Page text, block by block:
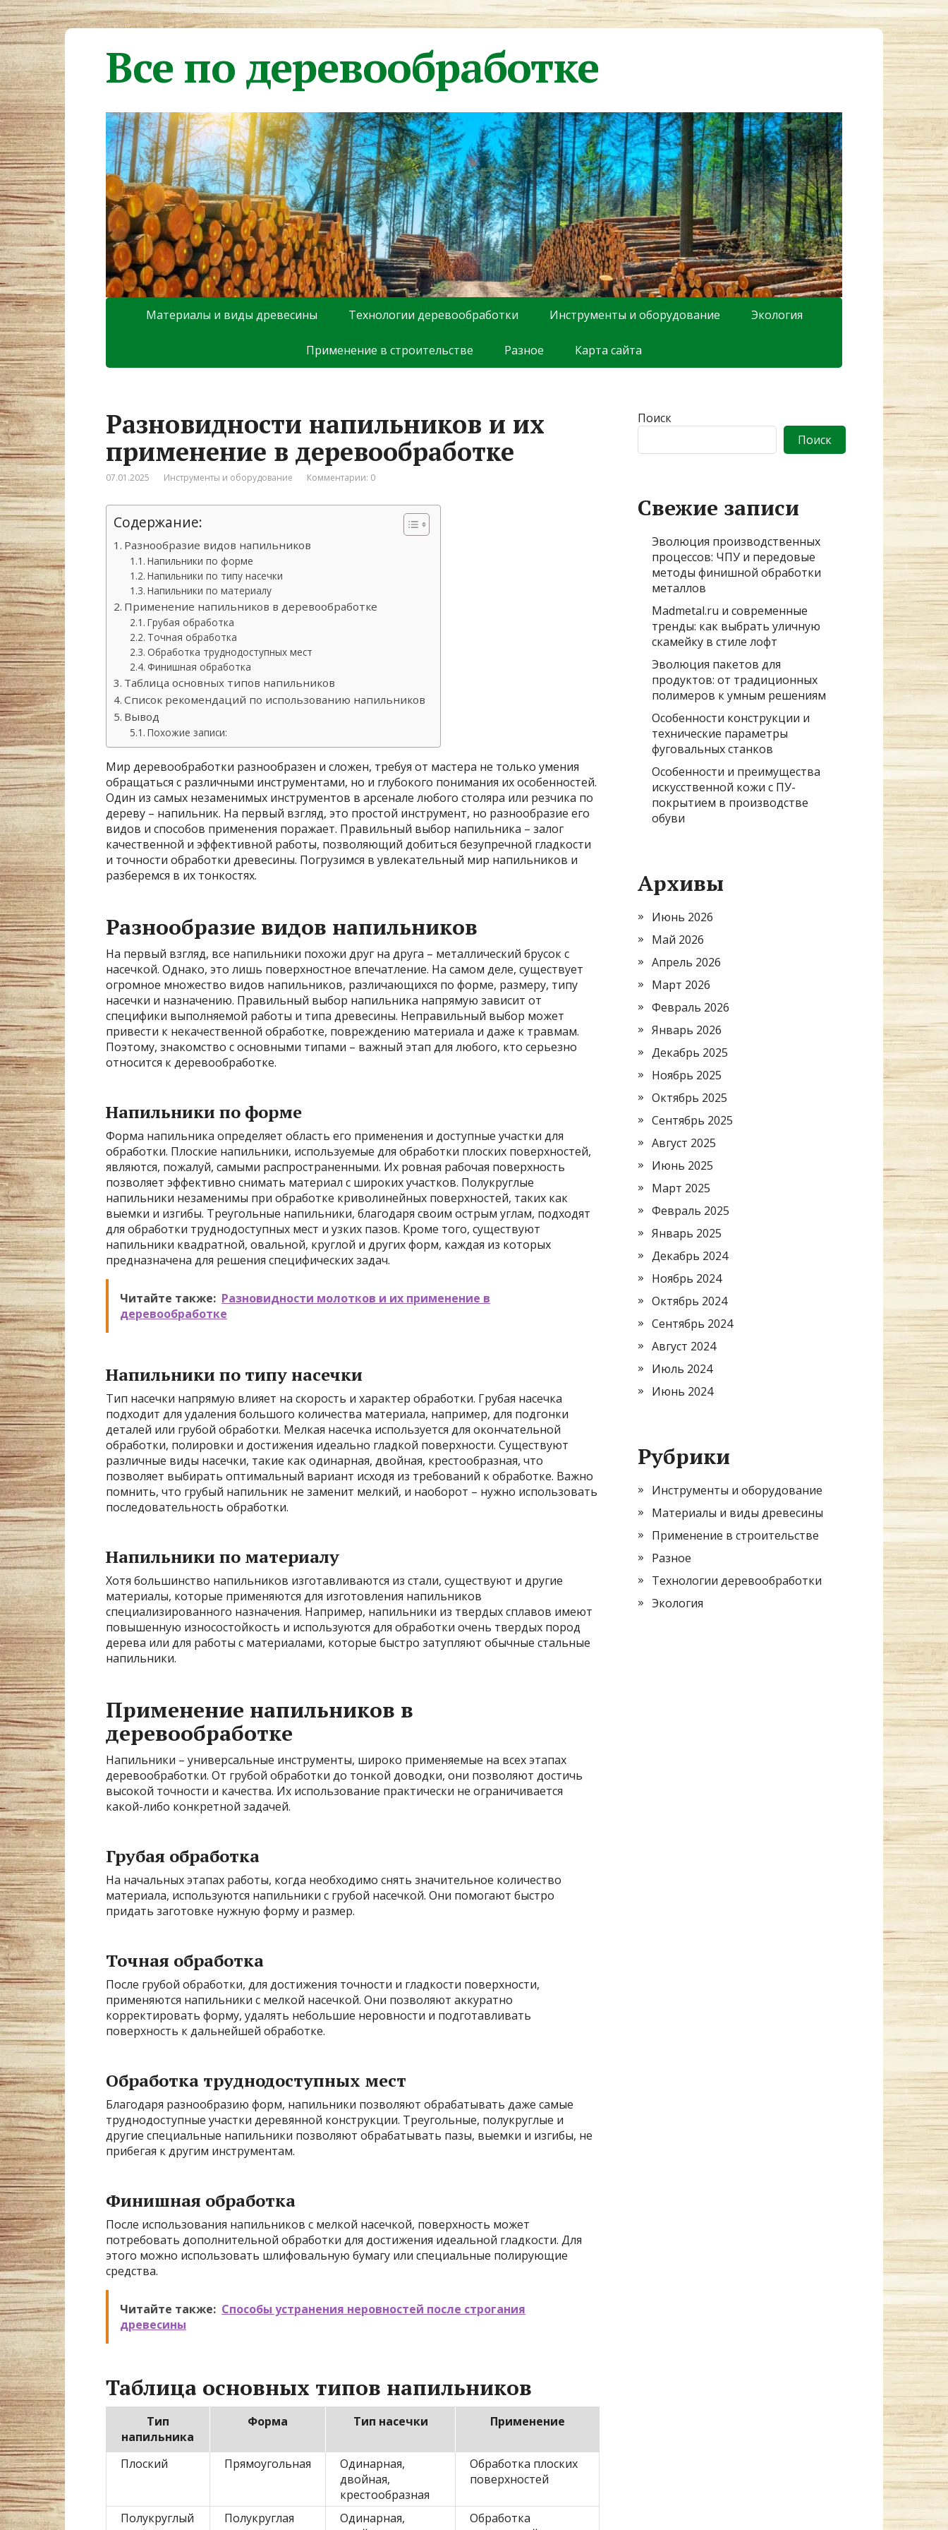
Все по деревообработке
Материалы и виды древесины Технологии деревообработки Инструменты и оборудование Экология
Применение в строительстве Разное Карта сайта
Разновидности напильников и их
применение в деревообработке
07.01.2025 Инструменты и оборудование Комментарии: 0
Содержание:
Разнообразие видов напильников
Напильники по форме
Напильники по типу насечки
Напильники по материалу
Применение напильников в деревообработке
Грубая обработка
Точная обработка
Обработка труднодоступных мест
Финишная обработка
Таблица основных типов напильников
Список рекомендаций по использованию напильников
Вывод
Похожие записи:
Мир деревообработки разнообразен и сложен, требуя от мастера не только умения
обращаться с различными инструментами, но и глубокого понимания их особенностей.
Один из самых незаменимых инструментов в арсенале любого столяра или резчика по
дереву – напильник. На первый взгляд, это простой инструмент, но разнообразие его
видов и способов применения поражает. Правильный выбор напильника – залог
качественной и эффективной работы, позволяющий добиться безупречной гладкости
и точности обработки древесины. Погрузимся в увлекательный мир напильников и
разберемся в их тонкостях.
Разнообразие видов напильников
На первый взгляд, все напильники похожи друг на друга – металлический брусок с
насечкой. Однако, это лишь поверхностное впечатление. На самом деле, существует
огромное множество видов напильников, различающихся по форме, размеру, типу
насечки и назначению. Правильный выбор напильника напрямую зависит от
специфики выполняемой работы и типа древесины. Неправильный выбор может
привести к некачественной обработке, повреждению материала и даже к травмам.
Поэтому, знакомство с основными типами – важный этап для любого, кто серьезно
относится к деревообработке.
Напильники по форме
Форма напильника определяет область его применения и доступные участки для
обработки. Плоские напильники, используемые для обработки плоских поверхностей,
являются, пожалуй, самыми распространенными. Их ровная рабочая поверхность
позволяет эффективно снимать материал с широких участков. Полукруглые
напильники незаменимы при обработке криволинейных поверхностей, таких как
выемки и изгибы. Треугольные напильники, благодаря своим острым углам, подходят
для обработки труднодоступных мест и узких пазов. Кроме того, существуют
напильники квадратной, овальной, круглой и других форм, каждая из которых
предназначена для решения специфических задач.
Читайте также: Разновидности молотков и их применение в
деревообработке
Напильники по типу насечки
Тип насечки напрямую влияет на скорость и характер обработки. Грубая насечка
подходит для удаления большого количества материала, например, для подгонки
деталей или грубой обработки. Мелкая насечка используется для окончательной
обработки, полировки и достижения идеально гладкой поверхности. Существуют
различные виды насечки, такие как одинарная, двойная, крестообразная, что
позволяет выбирать оптимальный вариант исходя из требований к обработке. Важно
помнить, что грубый напильник не заменит мелкий, и наоборот – нужно использовать
последовательность обработки.
Напильники по материалу
Хотя большинство напильников изготавливаются из стали, существуют и другие
материалы, которые применяются для изготовления напильников
специализированного назначения. Например, напильники из твердых сплавов имеют
повышенную износостойкость и используются для обработки очень твердых пород
дерева или для работы с материалами, которые быстро затупляют обычные стальные
напильники.
Применение напильников в
деревообработке
Напильники – универсальные инструменты, широко применяемые на всех этапах
деревообработки. От грубой обработки до тонкой доводки, они позволяют достичь
высокой точности и качества. Их использование практически не ограничивается
какой-либо конкретной задачей.
Грубая обработка
На начальных этапах работы, когда необходимо снять значительное количество
материала, используются напильники с грубой насечкой. Они помогают быстро
придать заготовке нужную форму и размер.
Точная обработка
После грубой обработки, для достижения точности и гладкости поверхности,
применяются напильники с мелкой насечкой. Они позволяют аккуратно
корректировать форму, удалять небольшие неровности и подготавливать
поверхность к дальнейшей обработке.
Обработка труднодоступных мест
Благодаря разнообразию форм, напильники позволяют обрабатывать даже самые
труднодоступные участки деревянной конструкции. Треугольные, полукруглые и
другие специальные напильники позволяют обрабатывать пазы, выемки и изгибы, не
прибегая к другим инструментам.
Финишная обработка
После использования напильников с мелкой насечкой, поверхность может
потребовать дополнительной обработки для достижения идеальной гладкости. Для
этого можно использовать шлифовальную бумагу или специальные полирующие
средства.
Читайте также: Способы устранения неровностей после строгания
древесины
Таблица основных типов напильников
Тип
напильника
Форма Тип насечки Применение
Плоский Прямоугольная
Одинарная,
двойная,
крестообразная
Обработка плоских
поверхностей
Полукруглый Полукруглая
Одинарная,
Обработка
Поиск
Поиск
Свежие записи
Эволюция производственных
процессов: ЧПУ и передовые
методы финишной обработки
металлов
Madmetal.ru и современные
тренды: как выбрать уличную
скамейку в стиле лофт
Эволюция пакетов для
продуктов: от традиционных
полимеров к умным решениям
Особенности конструкции и
технические параметры
фуговальных станков
Особенности и преимущества
искусственной кожи с ПУ-
покрытием в производстве
обуви
Архивы
Июнь 2026
Май 2026
Апрель 2026
Март 2026
Февраль 2026
Январь 2026
Декабрь 2025
Ноябрь 2025
Октябрь 2025
Сентябрь 2025
Август 2025
Июнь 2025
Март 2025
Февраль 2025
Январь 2025
Декабрь 2024
Ноябрь 2024
Октябрь 2024
Сентябрь 2024
Август 2024
Июль 2024
Июнь 2024
Рубрики
Инструменты и оборудование
Материалы и виды древесины
Применение в строительстве
Разное
Технологии деревообработки
Экология